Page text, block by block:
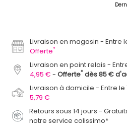
Livraison en magasin
Entre
Offerte*
Livraison en point relais
4,95 €
Offerte* dès 85 €
Livraison à domicile
Entre le
5,79 €
Retours sous 14 jours -
notre service colissimo*